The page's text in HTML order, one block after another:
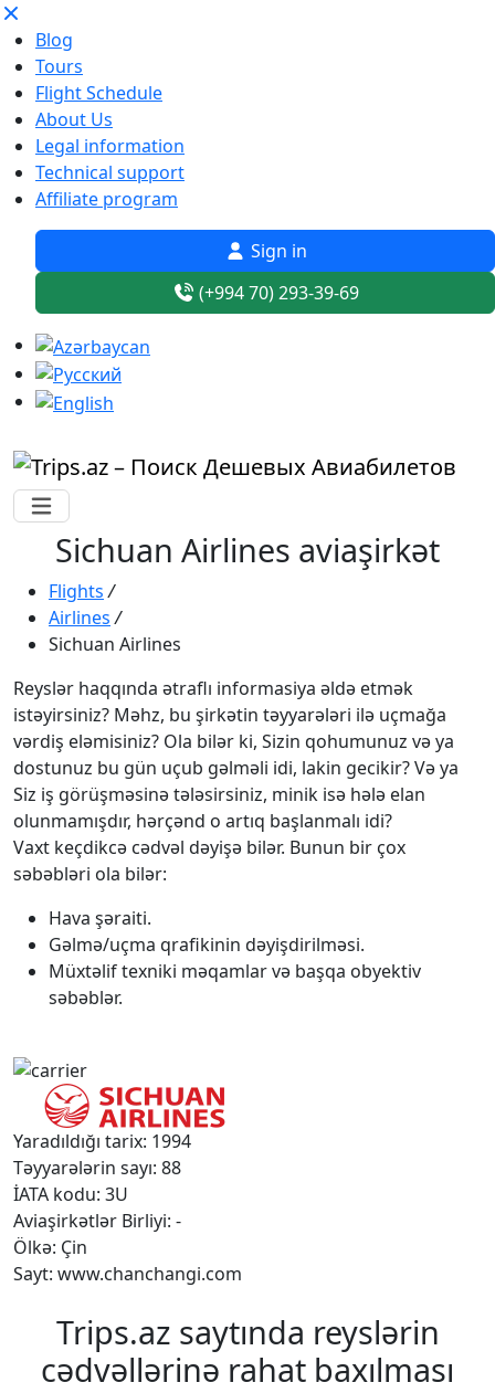
Blog
Tours
Flight Schedule
About Us
Legal information
Technical support
Affiliate program
Sign in
(+994 70) 293-39-69
Sichuan Airlines aviaşirkət
Flights /
Airlines /
Sichuan Airlines
Reyslər haqqında ətraflı informasiya əldə etmək
istəyirsiniz? Məhz, bu şirkətin təyyarələri ilə uçmağa
vərdiş eləmisiniz? Ola bilər ki, Sizin qohumunuz və ya
dostunuz bu gün uçub gəlməli idi, lakin gecikir? Və ya
Siz iş görüşməsinə tələsirsiniz, minik isə hələ elan
olunmamışdır, hərçənd o artıq başlanmalı idi?
Vaxt keçdikcə cədvəl dəyişə bilər. Bunun bir çox
səbəbləri ola bilər:
Hava şəraiti.
Gəlmə/uçma qrafikinin dəyişdirilməsi.
Müxtəlif texniki məqamlar və başqa obyektiv
səbəblər.
Yaradıldığı tarix: 1994
Təyyarələrin sayı: 88
İATA kodu: 3U
Aviaşirkətlər Birliyi: -
Ölkə: Çin
Sayt: www.chanchangi.com
Trips.az saytında reyslərin
cədvəllərinə rahat baxılması